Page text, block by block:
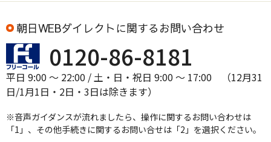
2026.03.27
インターネットバンキングサービスにおける「ワイズ・
ペイメンツ・ジャパン株式会社」の画面表示等に関するご
案内（PDF形式:493KB）
2026.03.19 重要 インターネット 店舗・ATM
朝日WEBダイレクトに関するお問い合わせ
0120-86-8181
平日 9:00 ～ 22:00 / 土・日・祝日 9:00 ～ 17:00 （12月31
日/1月1日・2日・3日は除きます）
※音声ガイダンスが流れましたら、操作に関するお問い合わせは
「1」、その他手続きに関するお問い合せは「2」を選択ください。